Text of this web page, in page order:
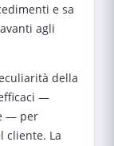
e sa
agli
della
—
— per
cliente. La